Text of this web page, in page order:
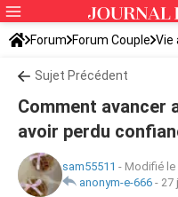
Forum Forum Couple Vie
Sujet Précédent
Comment avancer
avoir perdu
sam55511 - Modifié le
anonym-e-666 - 27